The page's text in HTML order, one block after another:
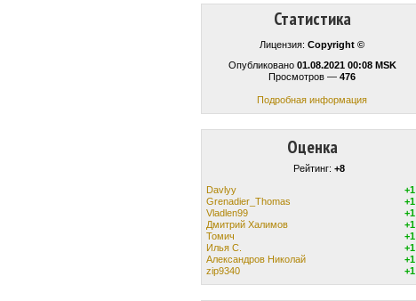
Статистика
Лицензия: Copyright ©
Опубликовано 01.08.2021 00:08 MSK
Просмотров — 476
Подробная информация
Оценка
Рейтинг: +8
Davlyy
+1
Grenadier_Thomas
+1
Vladlen99
+1
Дмитрий Халимов
+1
Томич
+1
Илья С.
+1
Александров Николай
+1
zip9340
+1